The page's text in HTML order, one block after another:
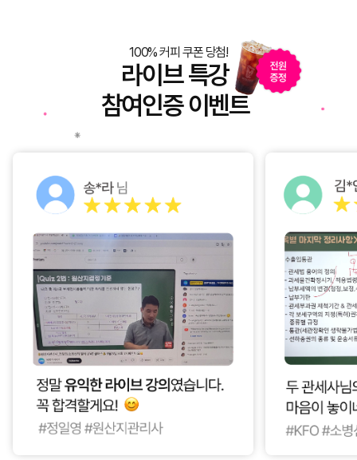
100% 커피 쿠폰 당첨!
라이브 특강
참여인증 이벤트